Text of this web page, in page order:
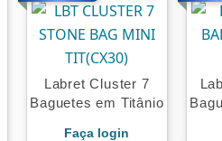
Labret Cluster 7
Baguetes em Titânio
Faça login